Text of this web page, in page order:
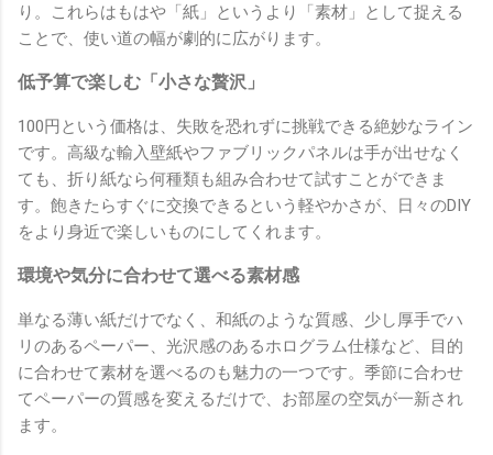
り。これらはもはや「紙」というより「素材」として捉える
ことで、使い道の幅が劇的に広がります。
低予算で楽しむ「小さな贅沢」
100円という価格は、失敗を恐れずに挑戦できる絶妙なライン
です。高級な輸入壁紙やファブリックパネルは手が出せなく
ても、折り紙なら何種類も組み合わせて試すことができま
す。飽きたらすぐに交換できるという軽やかさが、日々のDIY
をより身近で楽しいものにしてくれます。
環境や気分に合わせて選べる素材感
単なる薄い紙だけでなく、和紙のような質感、少し厚手でハ
リのあるペーパー、光沢感のあるホログラム仕様など、目的
に合わせて素材を選べるのも魅力の一つです。季節に合わせ
てペーパーの質感を変えるだけで、お部屋の空気が一新され
ます。